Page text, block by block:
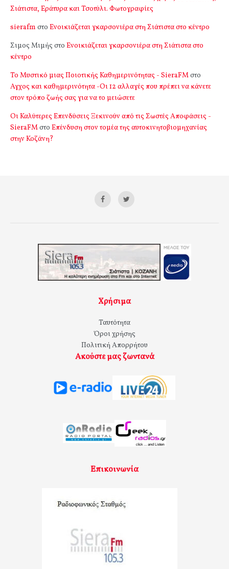
Σιάτιστα, Εράτυρα και Τσοτύλι. Φωτογραφίες
sierafm στο Ενοικιάζεται γκαρσονιέρα στη Σιάτιστα στο κέντρο
Σιμος Μιμής στο Ενοικιάζεται γκαρσονιέρα στη Σιάτιστα στο
κέντρο
Το Μυστικό μιας Ποιοτικής Καθημερινότητας - SieraFMστο
Αγχος και καθημερινότητα -Οι 12 αλλαγές που πρέπει να κάνετε
στον τρόπο ζωής σας για να το μειώσετε
Οι Καλύτερες Επενδύσεις Ξεκινούν από τις Σωστές Αποφάσεις -
SieraFMστο Επένδυση στον τομέα της αυτοκινητοβιομηχανίας
στην Κοζάνη?
Χρήσιμα
Ταυτότητα
Όροι χρήσης
Πολιτική Απορρήτου
Ακούστε μας ζωντανά
Επικοινωνία